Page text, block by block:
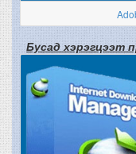
Бусад хэрэгцээт